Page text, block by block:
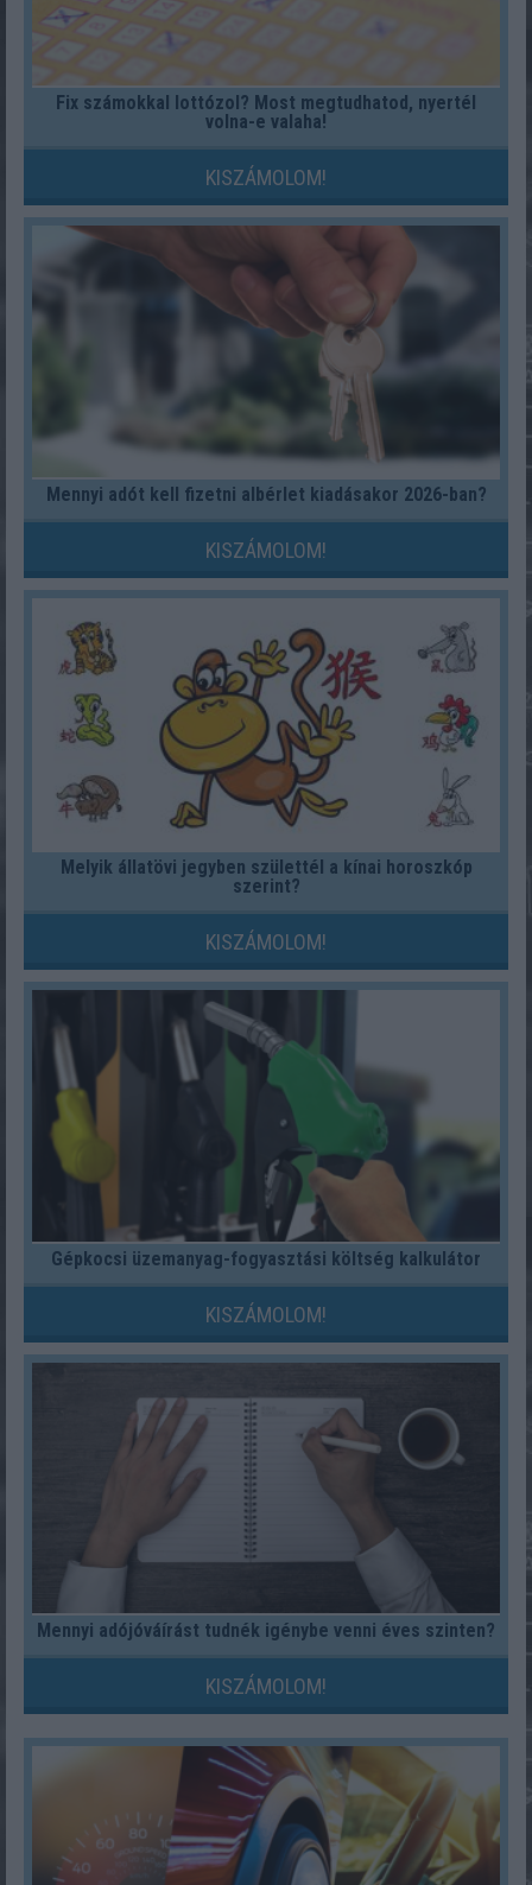
Fix számokkal lottózol? Most megtudhatod, nyertél
volna-e valaha!
KISZÁMOLOM!
Mennyi adót kell fizetni albérlet kiadásakor 2026-ban?
KISZÁMOLOM!
Melyik állatövi jegyben születtél a kínai horoszkóp
szerint?
KISZÁMOLOM!
Gépkocsi üzemanyag-fogyasztási költség kalkulátor
KISZÁMOLOM!
Mennyi adójóváírást tudnék igénybe venni éves szinten?
KISZÁMOLOM!